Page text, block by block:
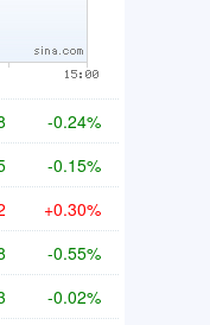
-0.24%
-0.15%
+0.30%
-0.55%
-0.02%